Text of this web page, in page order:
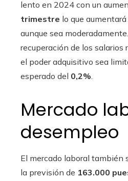
lento en 2024 con un
trimestre lo que
aunque sea
recuperación de los salarios
el poder adquisitivo sea
esperado del 0,2%.
Mercado
desempleo
El mercado laboral también
la previsión de 163.000